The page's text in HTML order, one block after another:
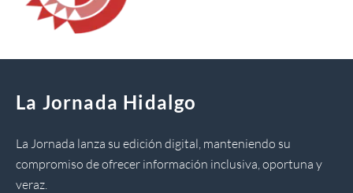
La Jornada Hidalgo
La Jornada lanza su edición digital, manteniendo su
compromiso de ofrecer información inclusiva, oportuna y
veraz.